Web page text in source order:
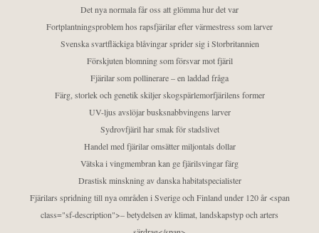
Det nya normala får oss att glömma hur det var
Fortplantningsproblem hos rapsfjärilar efter värmestress som larver
Svenska svartfläckiga blåvingar sprider sig i Storbritannien
Förskjuten blomning som försvar mot fjäril
Fjärilar som pollinerare – en laddad fråga
Färg, storlek och genetik skiljer skogspärlemorfjärilens former
UV-ljus avslöjar busksnabbvingens larver
Sydrovfjäril har smak för stadslivet
Handel med fjärilar omsätter miljontals dollar
Vätska i vingmembran kan ge fjärilsvingar färg
Drastisk minskning av danska habitatspecialister
Fjärilars spridning till nya områden i Sverige och Finland under 120 år <span
class="sf-description">– betydelsen av klimat, landskapstyp och arters